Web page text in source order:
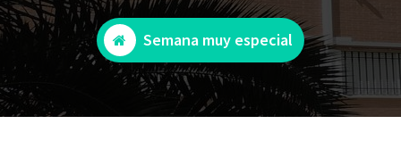
Semana muy especial